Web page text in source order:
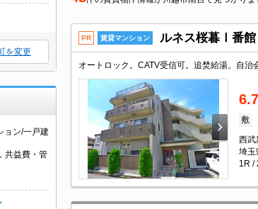
を変更
ョン/一戸建
共益費・管
PR 賃貸マンション ルネス桜暮Ⅰ番館
6.7
敷
西武
埼玉
1R /